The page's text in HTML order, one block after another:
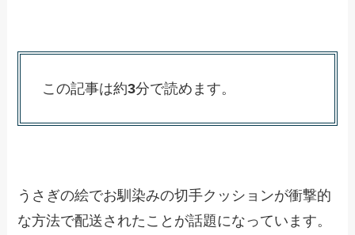
この記事は約3分で読めます。
うさぎの絵でお馴染みの切手クッションが衝撃的
な方法で配送されたことが話題になっています。